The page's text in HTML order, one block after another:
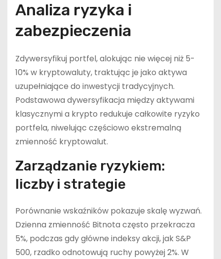
Analiza ryzyka i
zabezpieczenia
Zdywersyfikuj portfel, alokując nie więcej niż 5-
10% w kryptowaluty, traktując je jako aktywa
uzupełniające do inwestycji tradycyjnych.
Podstawowa dywersyfikacja między aktywami
klasycznymi a krypto redukuje całkowite ryzyko
portfela, niwelując częściowo ekstremalną
zmienność kryptowalut.
Zarządzanie ryzykiem:
liczby i strategie
Porównanie wskaźników pokazuje skalę wyzwań.
Dzienna zmienność Bitnota często przekracza
5%, podczas gdy główne indeksy akcji, jak S&P
500, rzadko odnotowują ruchy powyżej 2%. W